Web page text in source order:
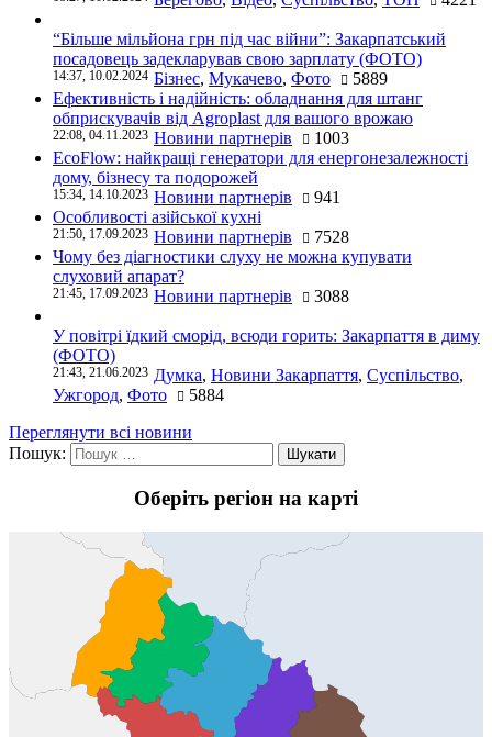
“Більше мільйона грн під час війни”: Закарпатський
посадовець задекларував свою зарплату (ФОТО)
14:37, 10.02.2024 Бізнес, Мукачево, Фото
5889
Ефективність і надійність: обладнання для штанг
обприскувачів від Agroplast для вашого врожаю
22:08, 04.11.2023 Новини партнерів
1003
EcoFlow: найкращі генератори для енергонезалежності
дому, бізнесу та подорожей
15:34, 14.10.2023 Новини партнерів
941
Особливості азійської кухні
21:50, 17.09.2023 Новини партнерів
7528
Чому без діагностики слуху не можна купувати
слуховий апарат?
21:45, 17.09.2023 Новини партнерів 3088
У повітрі їдкий сморід, всюди горить: Закарпаття в диму
(ФОТО)
21:43, 21.06.2023 Думка, Новини Закарпаття, Суспільство,
Ужгород, Фото
5884
Переглянути всі новини
Пошук:
Оберіть регіон на карті